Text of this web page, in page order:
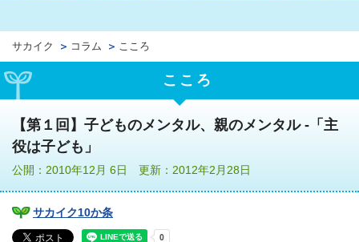
サカイク コラム こころ
こころ
【第１回】子どものメンタル、親のメンタル -「主
役は子ども」
公開：2010年12月 6日 更新：2012年2月28日
サカイク10か条